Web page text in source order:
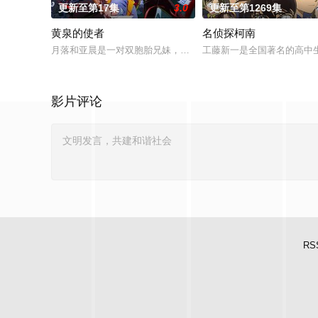
更新至第17集 3.0
黄泉的使者
月落和亚晨是一对双胞胎兄妹，他们在一个与世隔绝的深山小村
更新至第1269集
名侦探柯南
工藤新一是全国著名的高中
影片评论